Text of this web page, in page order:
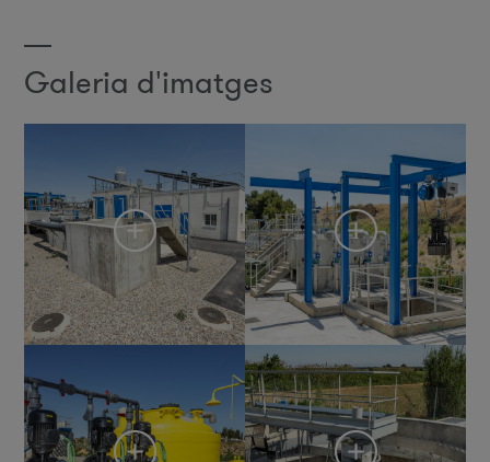
Galeria d'imatges